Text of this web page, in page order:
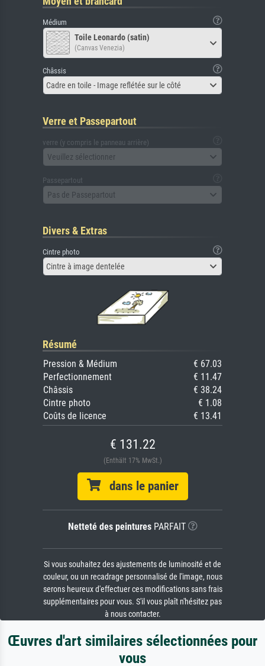
Médium
Toile Leonardo (satin)
(Canvas Venezia)
Châssis
Cadre en toile - Image reflétée sur le côté
Verre et Passepartout
verre (y compris le panneau arrière)
Veuillez sélectionner
Passepartout
Pas de Passepartout
Divers & Extras
Cintre photo
Cintre à image dentelée
Résumé
Pression & Médium
€ 67.03
Perfectionnement
€ 11.47
Châssis
€ 38.24
Cintre photo
€ 1.08
Coûts de licence
€ 13.41
€ 131.22
(Enthält 17% MwSt.)
dans le panier
Netteté des peinturesPARFAIT
Si vous souhaitez des ajustements de luminosité et de
couleur, ou un recadrage personnalisé de l'image, nous
serons heureux d'effectuer ces modifications sans frais
supplémentaires pour vous. S'il vous plaît n'hésitez pas
à nous contacter.
Œuvres d'art similaires sélectionnées pour
vous